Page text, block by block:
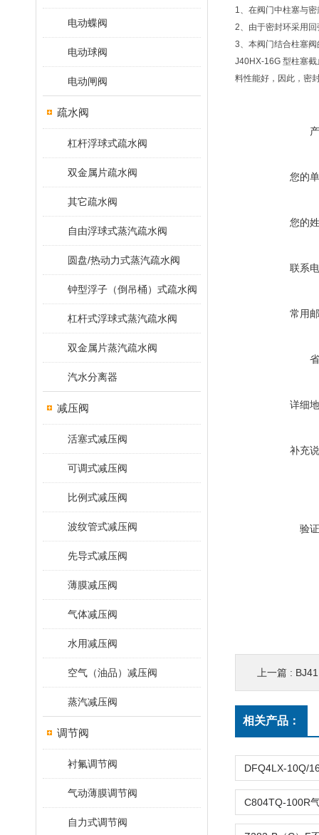
电动蝶阀
电动球阀
电动闸阀
疏水阀
杠杆浮球式疏水阀
双金属片疏水阀
其它疏水阀
自由浮球式蒸汽疏水阀
圆盘/热动力式蒸汽疏水阀
钟型浮子（倒吊桶）式疏水阀
杠杆式浮球式蒸汽疏水阀
双金属片蒸汽疏水阀
汽水分离器
减压阀
活塞式减压阀
可调式减压阀
比例式减压阀
波纹管式减压阀
先导式减压阀
薄膜减压阀
气体减压阀
水用减压阀
空气（油品）减压阀
蒸汽减压阀
调节阀
衬氟调节阀
气动薄膜调节阀
自力式调节阀
1、在阀门中柱塞与
2、由于密封环采用
3、本阀门结合柱塞
J40HX-16G 型柱塞
料性能好，因此，密
您的
您的
联系
常用
详细
补充
验
上一篇 :
相关产品：